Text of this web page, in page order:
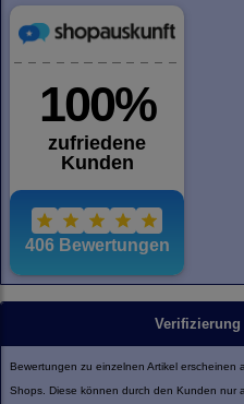
Verifizierung
Bewertungen zu einzelnen Artikel erscheinen
Shops. Diese können durch den Kunden nur